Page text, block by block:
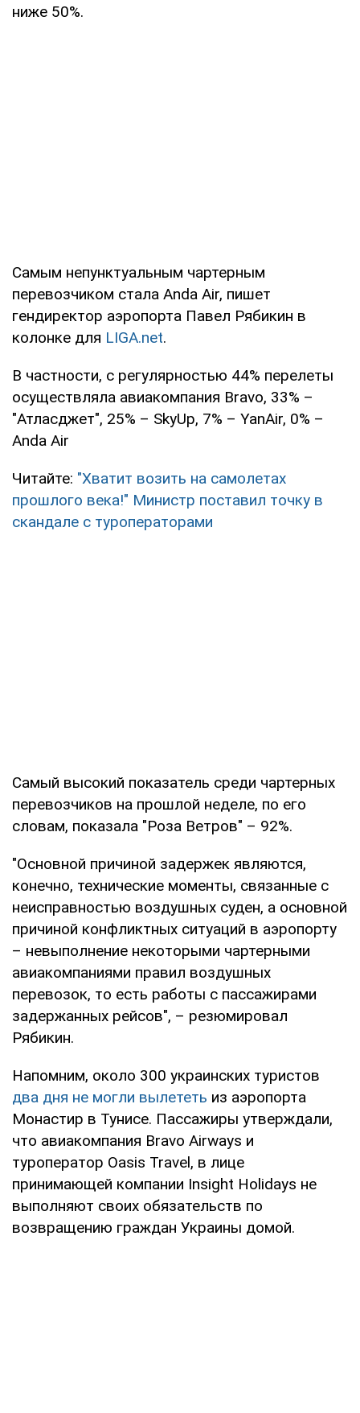
ниже 50%.
Самым непунктуальным чартерным
перевозчиком стала Anda Air, пишет
гендиректор аэропорта Павел Рябикин в
колонке для LIGA.net.
В частности, с регулярностью 44% перелеты
осуществляла авиакомпания Bravo, 33% –
"Атласджет", 25% – SkyUp, 7% – YanAir, 0% –
Anda Air
Читайте: "Хватит возить на самолетах
прошлого века!" Министр поставил точку в
скандале с туроператорами
Самый высокий показатель среди чартерных
перевозчиков на прошлой неделе, по его
словам, показала "Роза Ветров" – 92%.
"Основной причиной задержек являются,
конечно, технические моменты, связанные с
неисправностью воздушных суден, а основной
причиной конфликтных ситуаций в аэропорту
– невыполнение некоторыми чартерными
авиакомпаниями правил воздушных
перевозок, то есть работы с пассажирами
задержанных рейсов", – резюмировал
Рябикин.
Напомним, около 300 украинских туристов
два дня не могли вылететь из аэропорта
Монастир в Тунисе. Пассажиры утверждали,
что авиакомпания Bravo Airways и
туроператор Oasis Travel, в лице
принимающей компании Insight Holidays не
выполняют своих обязательств по
возвращению граждан Украины домой.